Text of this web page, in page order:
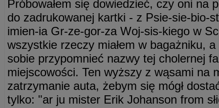
Próbowałem się dowiedzieć, czy oni na
do zadrukowanej kartki - z Psie-sie-bio-
imien-ia Gr-ze-gor-za Woj-sis-kiego w
wszystkie rzeczy miałem w bagażniku,
sobie przypomnieć nazwy tej cholernej
miejscowości. Ten wyższy z wąsami na
zatrzymanie auta, żebym się mógł
tylko: "ar ju mister Erik Johanson from